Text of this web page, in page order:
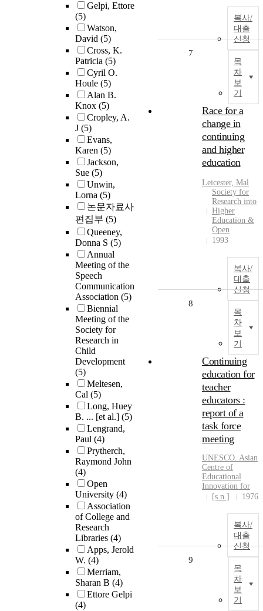
Gelpi, Ettore
(5)
Watson,
David (5)
Cross, K.
Patricia (5)
Cyril O.
Houle (5)
Alan B.
Knox (5)
Cropley, A.
J (5)
Evans,
Karen (5)
Jackson,
Sue (5)
Unwin,
Lorna (5)
논문자료사
편집부 (5)
Queeney,
Donna S (5)
Annual
Meeting of the
Speech
Communication
Association (5)
Biennial
Meeting of the
Society for
Research in
Child
Development
(5)
Meltesen,
Cal (5)
Long, Huey
B. ... [et al.] (5)
Lengrand,
Paul (4)
Prytherch,
Raymond John
(4)
Open
University (4)
Association
of College and
Research
Libraries (4)
Apps, Jerold
W. (4)
Merriam,
Sharan B (4)
Ettore Gelpi
(4)
복사/
대출
신청
목
차
보
기
7
Race for a
change in
continuing
and higher
education
Leicester, Mal
Society for
Research into
Higher
Education &
Open
1993
복사/
대출
신청
목
차
보
기
8
Continuing
education for
teacher
educators :
report of a
task force
meeting
UNESCO. Asian
Centre of
Educational
Innovation for
[s.n.]
1976
복사/
대출
신청
목
차
보
기
9